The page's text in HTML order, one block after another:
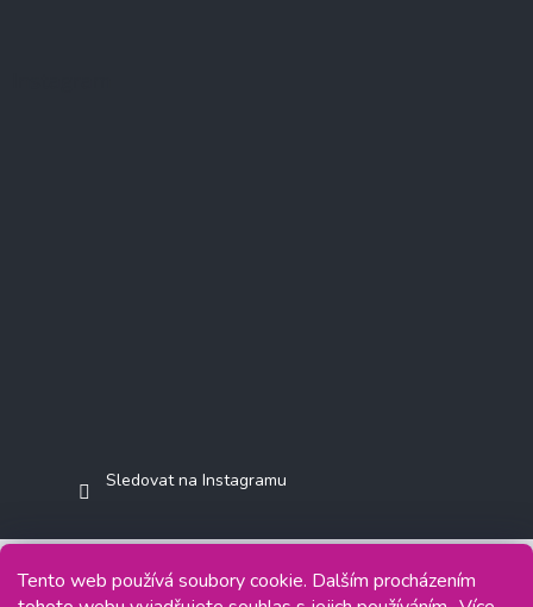
Tento web používá soubory cookie. Dalším procházením
Sledovat na Instagramu